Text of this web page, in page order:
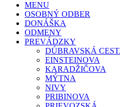
MENU
OSOBNÝ ODBER
DONÁŠKA
ODMENY
PREVÁDZKY
DÚBRAVSKÁ
EINSTEINOVA
KARADŽIČOVA
MÝTNA
NIVY
PRIBINOVA